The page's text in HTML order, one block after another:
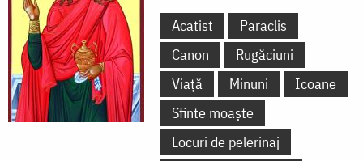
Acatist
Paraclis
Canon
Rugăciuni
Viață
Minuni
Icoane
Sfinte moaște
Locuri de pelerinaj